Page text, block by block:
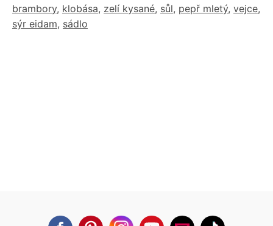
brambory, klobása, zelí kysané, sůl, pepř mletý, vejce,
sýr eidam, sádlo